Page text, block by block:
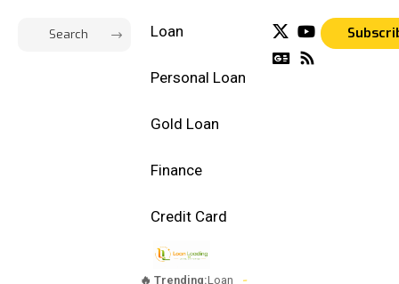
Loan
Personal Loan
Gold Loan
Finance
Credit Card
🔥 Trending:Loan